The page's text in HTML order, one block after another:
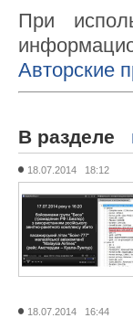
При
Авторские
В разделе
18.07.2014 18:12
18.07.2014 16:44